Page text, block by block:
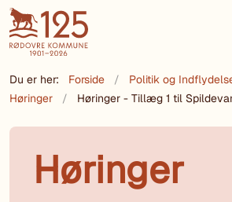
Du er her: Forside Politik og
Høringer
Høringer - Tillæg 1 til
Høringer